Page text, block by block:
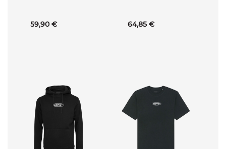
59,90 € 64,85 €